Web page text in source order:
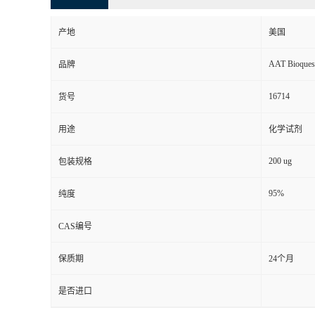
产地 美国
品牌 AAT
货号 16714
用途 化学试剂
包装规格 200 ug
纯度 95%
CAS编号
保质期 24个月
是否进口